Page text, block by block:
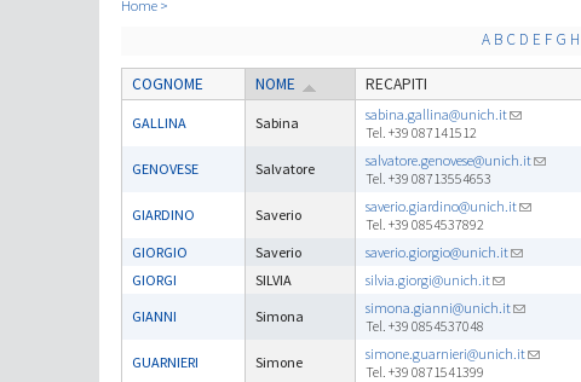
Home
A B C D E F G H
COGNOME NOME RECAPITI
GALLINA Sabina
sabina.gallina@unich.it
Tel. +39 087141512
GENOVESE Salvatore
salvatore.genovese@unich.it
Tel. +39 08713554653
GIARDINO
Saverio
saverio.giardino@unich.it
Tel. +39 0854537892
GIORGIO
Saverio saverio.giorgio@unich.it
GIORGI
SILVIA silvia.giorgi@unich.it
GIANNI
Simona
simona.gianni@unich.it
Tel. +39 0854537048
GUARNIERI
Simone
simone.guarnieri@unich.it
Tel. +39 0871541399